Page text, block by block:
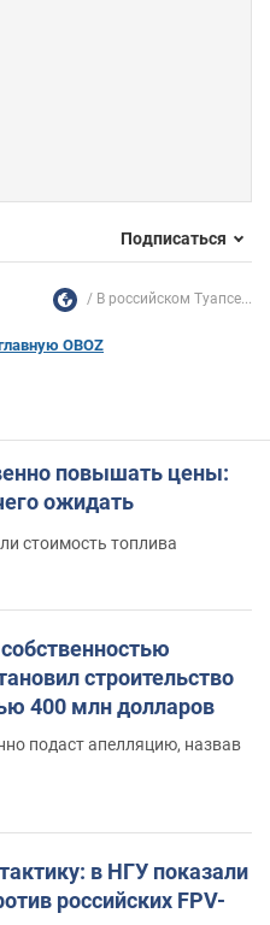
Подписаться
В российском Туапсе...
OBOZ
повышать цены:
ожидать
стоимость топлива
строительство
400 млн долларов
подаст апелляцию, назвав
в НГУ показали
российских FPV-